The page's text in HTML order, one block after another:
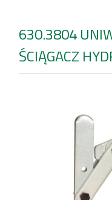
630.3804
ŚCIĄGACZ